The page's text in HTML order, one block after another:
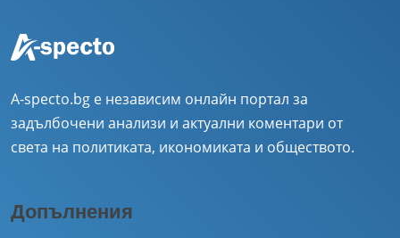
A-specto.bg е независим онлайн портал за
задълбочени анализи и актуални коментари от
света на политиката, икономиката и обществото.
Допълнения